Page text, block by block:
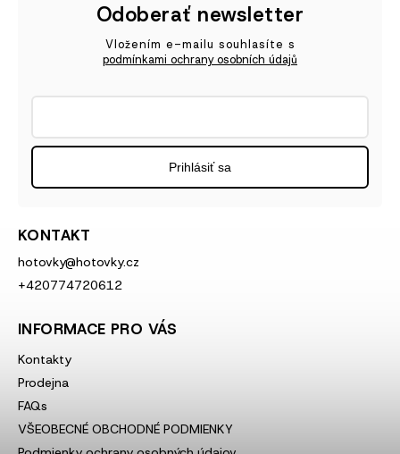
KONTAKT
hotovky@hotovky.cz
+420774720612
INFORMACE PRO VÁS
Kontakty
Prodejna
FAQs
VŠEOBECNÉ OBCHODNÉ PODMIENKY
Odoberať newsletter
Vložením e-mailu souhlasíte s
podmínkami ochrany osobních údajů
Prihlásiť sa